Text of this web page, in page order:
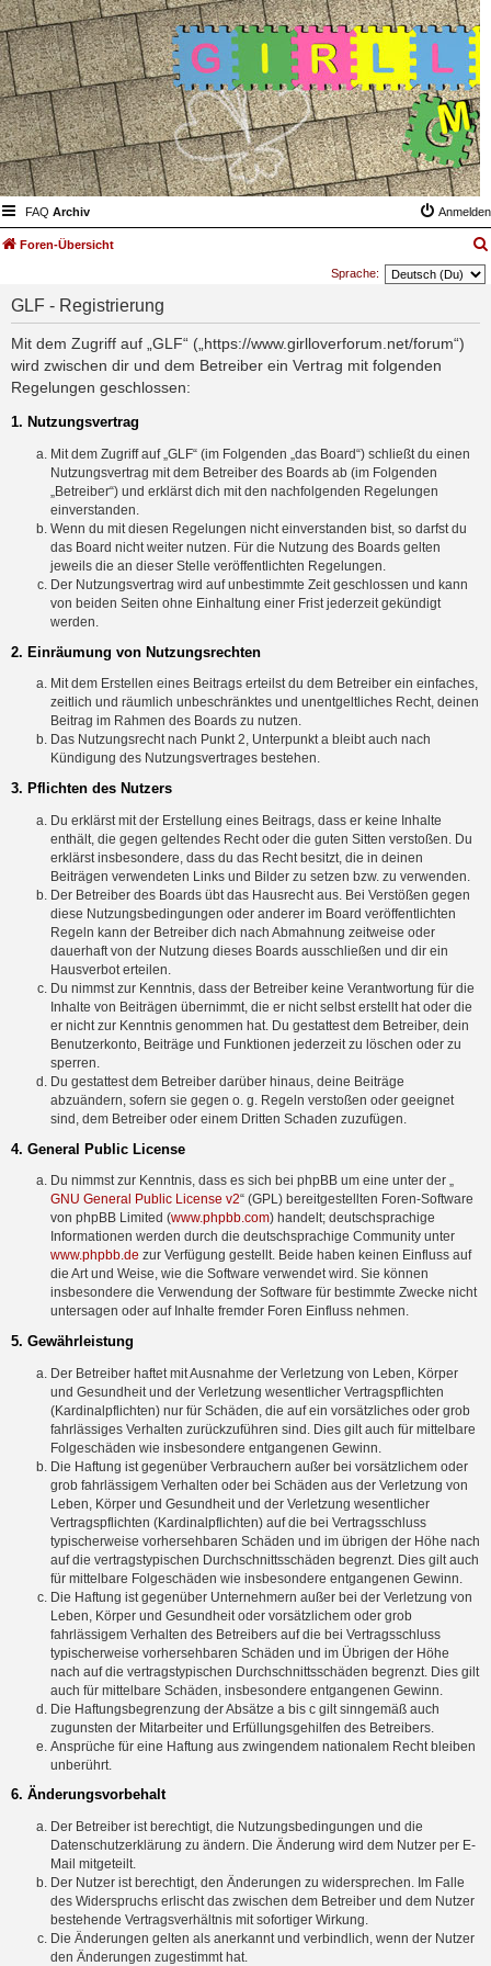
FAQ Archiv Anmelden
Foren-Übersicht
Sprache:
GLF - Registrierung
Mit dem Zugriff auf „GLF“ („https://www.girlloverforum.net/forum“)
wird zwischen dir und dem Betreiber ein Vertrag mit folgenden
Regelungen geschlossen:
1. Nutzungsvertrag
Mit dem Zugriff auf „GLF“ (im Folgenden „das Board“) schließt du einen
Nutzungsvertrag mit dem Betreiber des Boards ab (im Folgenden
„Betreiber“) und erklärst dich mit den nachfolgenden Regelungen
einverstanden.
Wenn du mit diesen Regelungen nicht einverstanden bist, so darfst du
das Board nicht weiter nutzen. Für die Nutzung des Boards gelten
jeweils die an dieser Stelle veröffentlichten Regelungen.
Der Nutzungsvertrag wird auf unbestimmte Zeit geschlossen und kann
von beiden Seiten ohne Einhaltung einer Frist jederzeit gekündigt
werden.
2. Einräumung von Nutzungsrechten
Mit dem Erstellen eines Beitrags erteilst du dem Betreiber ein einfaches,
zeitlich und räumlich unbeschränktes und unentgeltliches Recht, deinen
Beitrag im Rahmen des Boards zu nutzen.
Das Nutzungsrecht nach Punkt 2, Unterpunkt a bleibt auch nach
Kündigung des Nutzungsvertrages bestehen.
3. Pflichten des Nutzers
Du erklärst mit der Erstellung eines Beitrags, dass er keine Inhalte
enthält, die gegen geltendes Recht oder die guten Sitten verstoßen. Du
erklärst insbesondere, dass du das Recht besitzt, die in deinen
Beiträgen verwendeten Links und Bilder zu setzen bzw. zu verwenden.
Der Betreiber des Boards übt das Hausrecht aus. Bei Verstößen gegen
diese Nutzungsbedingungen oder anderer im Board veröffentlichten
Regeln kann der Betreiber dich nach Abmahnung zeitweise oder
dauerhaft von der Nutzung dieses Boards ausschließen und dir ein
Hausverbot erteilen.
Du nimmst zur Kenntnis, dass der Betreiber keine Verantwortung für die
Inhalte von Beiträgen übernimmt, die er nicht selbst erstellt hat oder die
er nicht zur Kenntnis genommen hat. Du gestattest dem Betreiber, dein
Benutzerkonto, Beiträge und Funktionen jederzeit zu löschen oder zu
sperren.
Du gestattest dem Betreiber darüber hinaus, deine Beiträge
abzuändern, sofern sie gegen o. g. Regeln verstoßen oder geeignet
sind, dem Betreiber oder einem Dritten Schaden zuzufügen.
4. General Public License
Du nimmst zur Kenntnis, dass es sich bei phpBB um eine unter der „
GNU General Public License v2“ (GPL) bereitgestellten Foren-Software
von phpBB Limited (www.phpbb.com) handelt; deutschsprachige
Informationen werden durch die deutschsprachige Community unter
www.phpbb.de zur Verfügung gestellt. Beide haben keinen Einfluss auf
die Art und Weise, wie die Software verwendet wird. Sie können
insbesondere die Verwendung der Software für bestimmte Zwecke nicht
untersagen oder auf Inhalte fremder Foren Einfluss nehmen.
5. Gewährleistung
Der Betreiber haftet mit Ausnahme der Verletzung von Leben, Körper
und Gesundheit und der Verletzung wesentlicher Vertragspflichten
(Kardinalpflichten) nur für Schäden, die auf ein vorsätzliches oder grob
fahrlässiges Verhalten zurückzuführen sind. Dies gilt auch für mittelbare
Folgeschäden wie insbesondere entgangenen Gewinn.
Die Haftung ist gegenüber Verbrauchern außer bei vorsätzlichem oder
grob fahrlässigem Verhalten oder bei Schäden aus der Verletzung von
Leben, Körper und Gesundheit und der Verletzung wesentlicher
Vertragspflichten (Kardinalpflichten) auf die bei Vertragsschluss
typischerweise vorhersehbaren Schäden und im übrigen der Höhe nach
auf die vertragstypischen Durchschnittsschäden begrenzt. Dies gilt auch
für mittelbare Folgeschäden wie insbesondere entgangenen Gewinn.
Die Haftung ist gegenüber Unternehmern außer bei der Verletzung von
Leben, Körper und Gesundheit oder vorsätzlichem oder grob
fahrlässigem Verhalten des Betreibers auf die bei Vertragsschluss
typischerweise vorhersehbaren Schäden und im Übrigen der Höhe
nach auf die vertragstypischen Durchschnittsschäden begrenzt. Dies gilt
auch für mittelbare Schäden, insbesondere entgangenen Gewinn.
Die Haftungsbegrenzung der Absätze a bis c gilt sinngemäß auch
zugunsten der Mitarbeiter und Erfüllungsgehilfen des Betreibers.
Ansprüche für eine Haftung aus zwingendem nationalem Recht bleiben
unberührt.
6. Änderungsvorbehalt
Der Betreiber ist berechtigt, die Nutzungsbedingungen und die
Datenschutzerklärung zu ändern. Die Änderung wird dem Nutzer per E-
Mail mitgeteilt.
Der Nutzer ist berechtigt, den Änderungen zu widersprechen. Im Falle
des Widerspruchs erlischt das zwischen dem Betreiber und dem Nutzer
bestehende Vertragsverhältnis mit sofortiger Wirkung.
Die Änderungen gelten als anerkannt und verbindlich, wenn der Nutzer
den Änderungen zugestimmt hat.